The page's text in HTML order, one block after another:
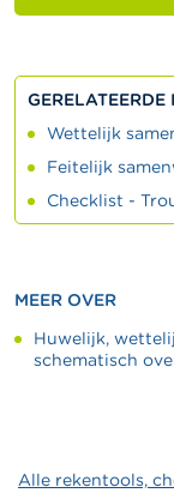
GERELATEERDE
Wettelijk
Feitelijk
Checklist -
MEER OVER
Huwelijk,
schematisch
Alle rekentools,